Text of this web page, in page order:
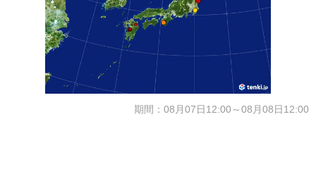
期間：08月07日12:00～08月08日12:00